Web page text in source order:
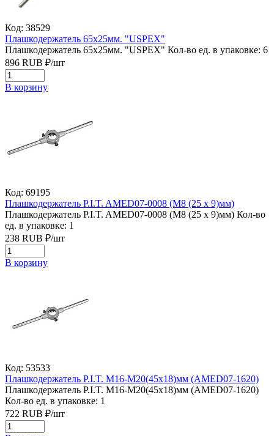
Код: 38529
Плашкодержатель 65х25мм. "USPEХ"
Плашкодержатель 65х25мм. "USPEХ" Кол-во ед. в упаковке: 6
896 RUB ₽/шт
В корзину
Код: 69195
Плашкодержатель P.I.T. AMED07-0008 (M8 (25 x 9)мм)
Плашкодержатель P.I.T. AMED07-0008 (M8 (25 x 9)мм) Кол-во
ед. в упаковке: 1
238 RUB ₽/шт
В корзину
Код: 53533
Плашкодержатель P.I.T. M16-M20(45x18)мм (AMED07-1620)
Плашкодержатель P.I.T. M16-M20(45x18)мм (AMED07-1620)
Кол-во ед. в упаковке: 1
722 RUB ₽/шт